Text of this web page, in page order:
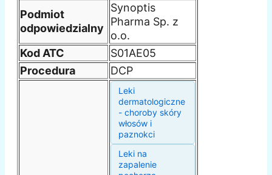
Podmiot
odpowiedzialny
Synoptis
Pharma Sp. z
o.o.
Kod ATC
S01AE05
Procedura
DCP
Leki
dermatologiczne
- choroby skóry
włosów i
paznokci
Leki na
zapalenie